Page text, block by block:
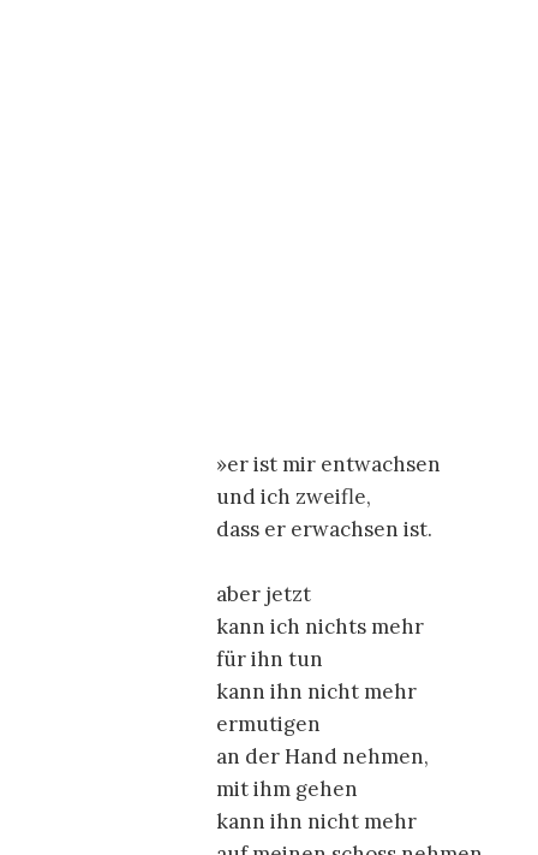
»er ist mir entwachsen
und ich zweifle,
dass er erwachsen ist.
aber jetzt
kann ich nichts mehr
für ihn tun
kann ihn nicht mehr
ermutigen
an der Hand nehmen,
mit ihm gehen
kann ihn nicht mehr